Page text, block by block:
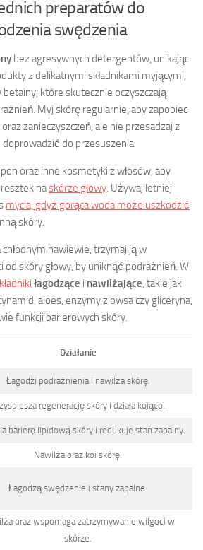
preparatów do
swędzenia
bez agresywnych detergentów, unikając
z delikatnymi składnikami myjącymi,
które skutecznie oczyszczają
Myj skórę regularnie, aby zapobiec
zanieczyszczeń, ale nie przesadzaj z
do przesuszenia.
oraz inne kosmetyki z włosów, aby
naskórze głowy. Używaj letniej
mycia, gdyż gorąca woda może uszkodzić
skóry.
chłodnym nawiewie, trzymaj ją w
od skóry głowy, by uniknąć podrażnień. W
łagodzące i nawilżające, takie jak
aloes, enzymy z owsa czy gliceryna,
funkcji barierowych skóry.
Działanie
Łagodzi podrażnienia i nawilża skórę.
regenerację skóry i działa kojąco.
barierę lipidową skóry i redukuje stan zapalny.
Na­wilża oraz koi skórę.
Łagodzą swędzenie i stany zapalne.
oraz wspomaga zatrzymywanie wilgoci w
skórze.